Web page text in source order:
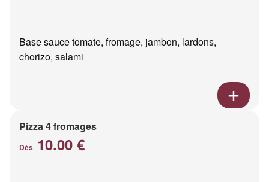
Base sauce tomate, fromage, jambon, lardons,
chorizo, salami
Pizza 4 fromages
Dès 10.00 €